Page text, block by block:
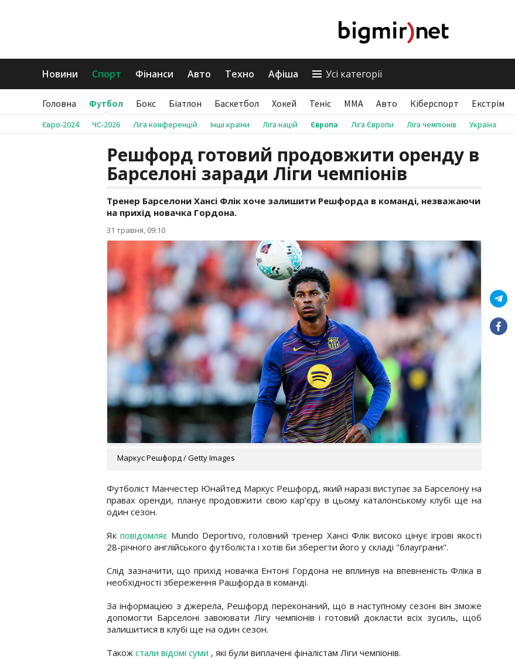
Новини Спорт Фінанси Авто Техно Афіша Усі категорії
Головна Футбол Бокс Біатлон Баскетбол Хокей Теніс ММА Авто Кіберспорт Екстрім
Євро-2024 ЧС-2026 Ліга конференцій Інші країни Ліга націй Європа Ліга Європи Ліга чемпіонів Україна
Решфорд готовий продовжити оренду в
Барселоні заради Ліги чемпіонів
Тренер Барселони Хансі Флік хоче залишити Решфорда в команді, незважаючи
на прихід новачка Гордона.
31 травня, 09:10
Маркус Решфорд / Getty Images
Футболіст Манчестер Юнайтед Маркус Решфорд, який наразі виступає за Барселону на
правах оренди, планує продовжити свою кар’єру в цьому каталонському клубі ще на
один сезон.
Якповідомляє Mundo Deportivo, головний тренер Хансі Флік високо цінує ігрові якості
28-річного англійського футболіста і хотів би зберегти його у складі "блауграни".
Слід зазначити, що прихід новачка Ентоні Гордона не вплинув на впевненість Фліка в
необхідності збереження Рашфорда в команді.
За інформацією з джерела, Решфорд переконаний, що в наступному сезоні він зможе
допомогти Барселоні завоювати Лігу чемпіонів і готовий докласти всіх зусиль, щоб
залишитися в клубі ще на один сезон.
Також стали відомі суми , які були виплачені фіналістам Ліги чемпіонів.